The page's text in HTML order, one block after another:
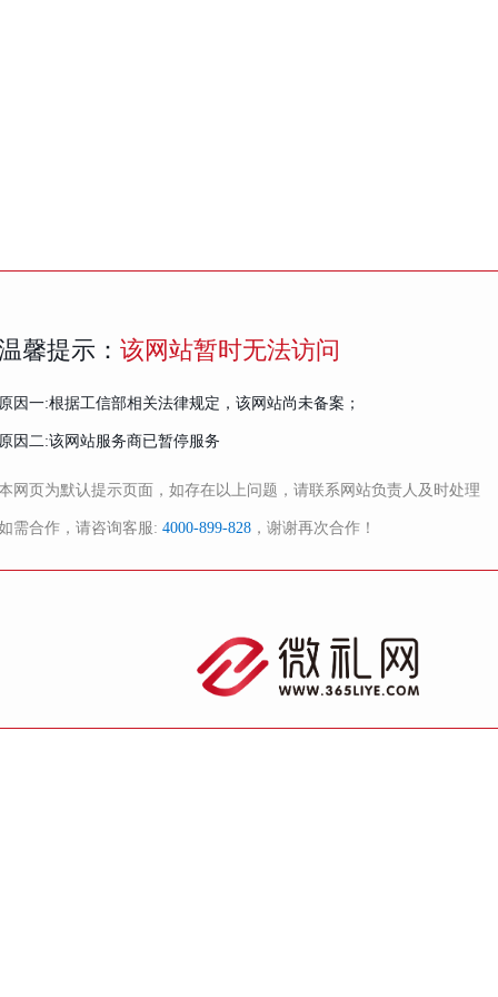
馨提示： 该网站暂时无法访问
因一:根据工信部相关法律规定，该网站尚未备案；
因二:该网站服务商已暂停服务
网页为默认提示页面，如存在以上问题，请联系网站负责人及时处理
需合作，请咨询客服: 4000-899-828 ，谢谢再次合作！